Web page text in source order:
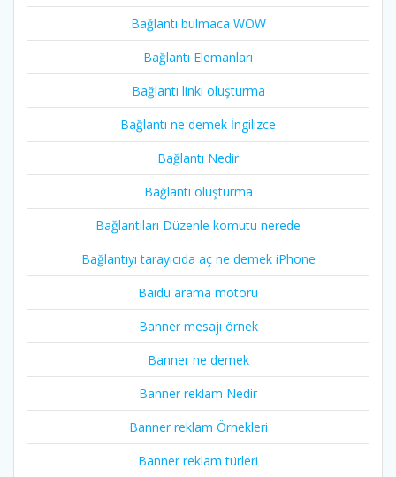
Bağlantı bulmaca WOW
Bağlantı Elemanları
Bağlantı linki oluşturma
Bağlantı ne demek İngilizce
Bağlantı Nedir
Bağlantı oluşturma
Bağlantıları Düzenle komutu nerede
Bağlantıyı tarayıcıda aç ne demek iPhone
Baidu arama motoru
Banner mesajı örnek
Banner ne demek
Banner reklam Nedir
Banner reklam Örnekleri
Banner reklam türleri